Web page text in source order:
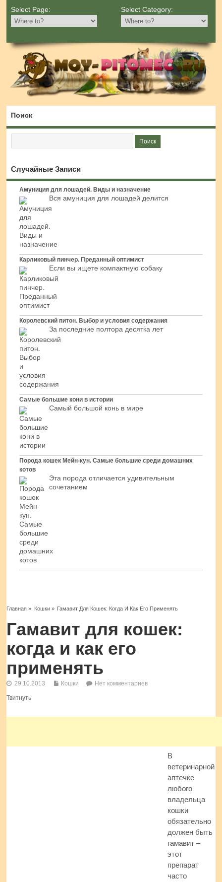
Select Page: Select Category:
Поиск
Случайные Записи
Амуниция для лошадей. Виды и назначение
Вся амуниция для лошадей делится
Карликовый пинчер. Преданный оптимист
Если вы ищете компактную собаку
Королевский питон. Выбор и условия содержания
За последние полтора десятка лет
Самые большие кони в истории
Самый большой конь в мире
Порода кошек Мейн-кун. Самые большие среди домашних
котов
Эта порода отличается удивительным
сочетанием
Главная » Кошки» Гамавит Для Кошек: Когда И Как Его Применять
Гамавит для кошек:
когда и как его
применять
29.10.2013 Кошки Нет комментариев
Твитнуть
В
ветеринарной
аптечке
любого
владельца
кошки
обязательно
должен быть
гамавит –
этот
препарат
часто